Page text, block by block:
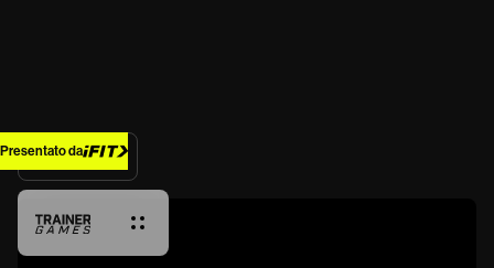
Presentato daBack Home